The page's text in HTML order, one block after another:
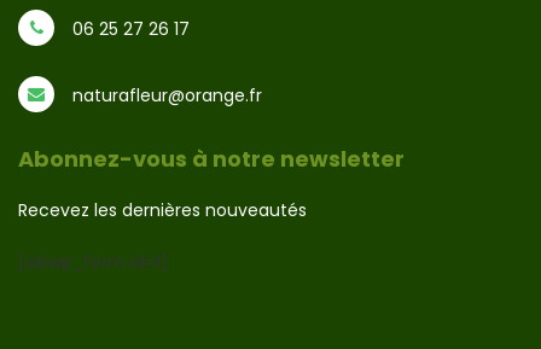
06 25 27 26 17
naturafleur@orange.fr
Abonnez-vous à notre newsletter
Recevez les dernières nouveautés
[sibwp_form id=1]